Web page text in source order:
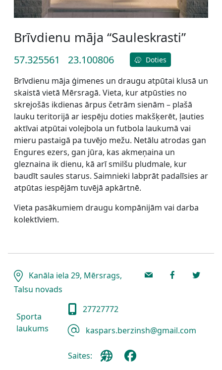
Brīvdienu māja “Sauleskrasti”
57.325561 23.100806 Doties
Brīvdienu māja ģimenes un draugu atpūtai klusā un
skaistā vietā Mērsragā. Vieta, kur atpūsties no
skrejošās ikdienas ārpus četrām sienām – plašā
lauku teritorijā ar iespēju doties makšķerēt, ļauties
aktīvai atpūtai volejbola un futbola laukumā vai
mieru pastaigā pa tuvējo mežu. Netālu atrodas gan
Engures ezers, gan jūra, kas akmeņaina un
gleznaina ik dienu, kā arī smilšu pludmale, kur
baudīt saules starus. Saimnieki labprāt padalīsies ar
atpūtas iespējām tuvējā apkārtnē.
Vieta pasākumiem draugu kompānijām vai darba
kolektīviem.
Kanāla iela 29, Mērsrags,
Talsu novads
Sporta
laukums
27727772
kaspars.berzinsh@gmail.com
Saites: